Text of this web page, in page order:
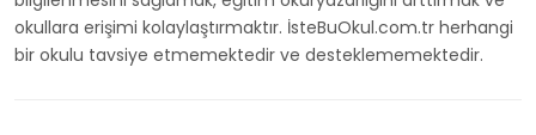
okullara erişimi kolaylaştırmaktır. İsteBuOkul.com.tr herhangi
bir okulu tavsiye etmemektedir ve desteklememektedir.